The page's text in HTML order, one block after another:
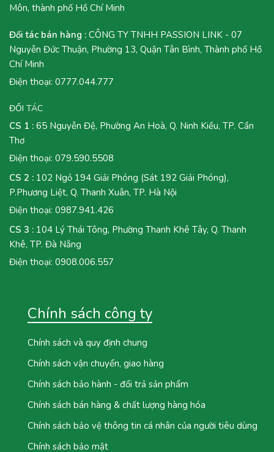
Môn, thành phố Hồ Chí Minh
Đối tác bán hàng : CÔNG TY TNHH PASSION LINK - 07
Nguyễn Đức Thuận, Phường 13, Quận Tân Bình, Thành phố Hồ
Chí Minh
Điện thoại: 0777.044.777
ĐỐI TÁC
CS 1 : 65 Nguyễn Đệ, Phường An Hoà, Q. Ninh Kiều, TP. Cần
Thơ
Điện thoại: 079.590.5508
CS 2 : 102 Ngỏ 194 Giải Phóng (Sát 192 Giải Phóng),
P.Phương Liệt, Q. Thanh Xuân, TP. Hà Nội
Điện thoại: 0987.941.426
CS 3 : 104 Lý Thái Tông, Phường Thanh Khê Tây, Q. Thanh
Khê, TP. Đà Nẵng
Điện thoại: 0908.006.557
Chính sách công ty
Chính sách và quy định chung
Chính sách vận chuyển, giao hàng
Chính sách bảo hành - đổi trả sản phẩm
Chính sách bán hàng & chất lượng hàng hóa
Chính sách bảo vệ thông tin cá nhân của người tiêu dùng
Chính sách bảo mật